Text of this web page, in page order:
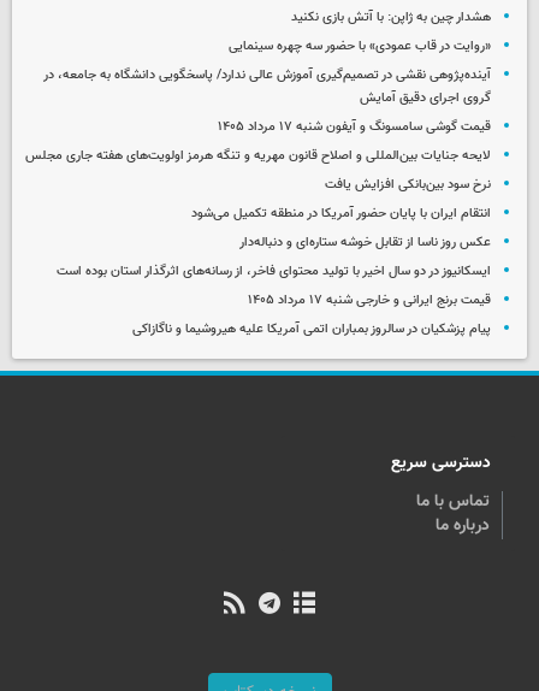
هشدار چین به ژاپن: با آتش بازی نکنید
«روایت در قاب عمودی» با حضور سه چهره سینمایی
آینده‌پژوهی نقشی در تصمیم‌گیری آموزش عالی ندارد/ پاسخگویی دانشگاه به جامعه، در
گروی اجرای دقیق آمایش
قیمت گوشی سامسونگ و آیفون شنبه ۱۷ مرداد ۱۴۰۵
لایحه جنایات بین‌المللی و اصلاح قانون مهریه و تنگه هرمز اولویت‌های هفته جاری مجلس
نرخ سود بین‌بانکی افزایش یافت
انتقام ایران با پایان حضور آمریکا در منطقه تکمیل می‌شود
عکس روز ناسا از تقابل خوشه ستاره‌ای و دنباله‌دار
ایسکانیوز در دو سال اخیر با تولید محتوای فاخر، از رسانه‌های اثرگذار استان بوده است
قیمت برنج ایرانی و خارجی شنبه ۱۷ مرداد ۱۴۰۵
پیام پزشکیان در سالروز بمباران اتمی آمریکا علیه هیروشیما و ناگازاکی
دسترسی سریع
تماس با ما
درباره ما